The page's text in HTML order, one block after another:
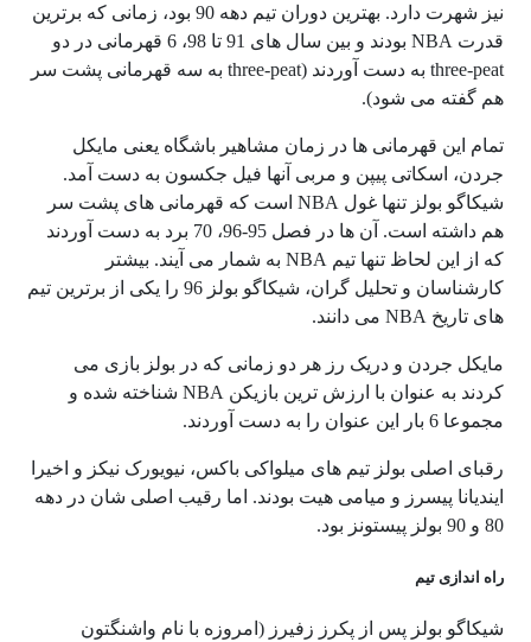
نیز شهرت دارد. بهترین دوران تیم دهه 90 بود، زمانی که برترین
قدرت NBA بودند و بین سال های 91 تا 98، 6 قهرمانی در دو
three-peat به دست آوردند (three-peat به سه قهرمانی پشت سر
هم گفته می شود).
تمام این قهرمانی ها در زمان مشاهیر باشگاه یعنی مایکل
جردن، اسکاتی پیپن و مربی آنها فیل جکسون به دست آمد.
شیکاگو بولز تنها غول NBA است که قهرمانی های پشت سر
هم داشته است. آن ها در فصل 95-96، 70 برد به دست آوردند
که از این لحاظ تنها تیم NBA به شمار می آیند. بیشتر
کارشناسان و تحلیل گران، شیکاگو بولز 96 را یکی از برترین تیم
های تاریخ NBA می دانند.
مایکل جردن و دریک رز هر دو زمانی که در بولز بازی می
کردند به عنوان با ارزش ترین بازیکن NBA شناخته شده و
مجموعا 6 بار این عنوان را به دست آوردند.
رقبای اصلی بولز تیم های میلواکی باکس، نیویورک نیکز و اخیرا
ایندیانا پیسرز و میامی هیت بودند. اما رقیب اصلی شان در دهه
80 و 90 بولز پیستونز بود.
راه اندازی تیم
شیکاگو بولز پس از پکرز زفیرز (امروزه با نام واشنگتون